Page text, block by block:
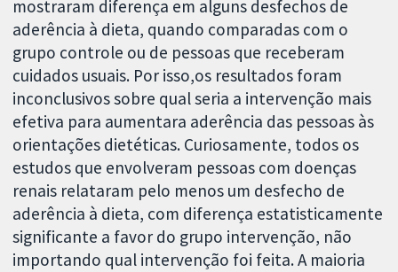
mostraram diferença em alguns desfechos de
aderência à dieta, quando comparadas com o
grupo controle ou de pessoas que receberam
cuidados usuais. Por isso,os resultados foram
inconclusivos sobre qual seria a intervenção mais
efetiva para aumentara aderência das pessoas às
orientações dietéticas. Curiosamente, todos os
estudos que envolveram pessoas com doenças
renais relataram pelo menos um desfecho de
aderência à dieta, com diferença estatisticamente
significante a favor do grupo intervenção, não
importando qual intervenção foi feita. A maioria